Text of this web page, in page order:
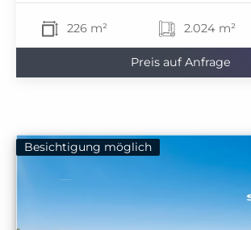
226 m² 2.024 m²
Preis auf Anfrage
Besichtigung möglich